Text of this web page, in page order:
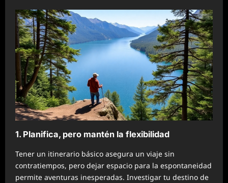
1. Planifica, pero mantén la flexibilidad
Tener un itinerario básico asegura un viaje sin
contratiempos, pero dejar espacio para la espontaneidad
permite aventuras inesperadas. Investigar tu destino de